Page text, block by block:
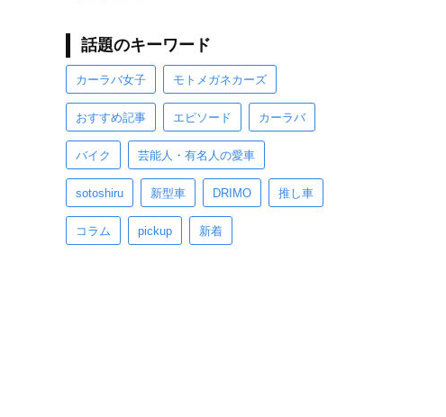
話題のキーワード
カーラバ女子 モトメガネカーズ
おすすめ記事 エピソード カーラバ
バイク 芸能人・有名人の愛車
sotoshiru 新型車 DRIMO 推し車
コラム pickup 新着